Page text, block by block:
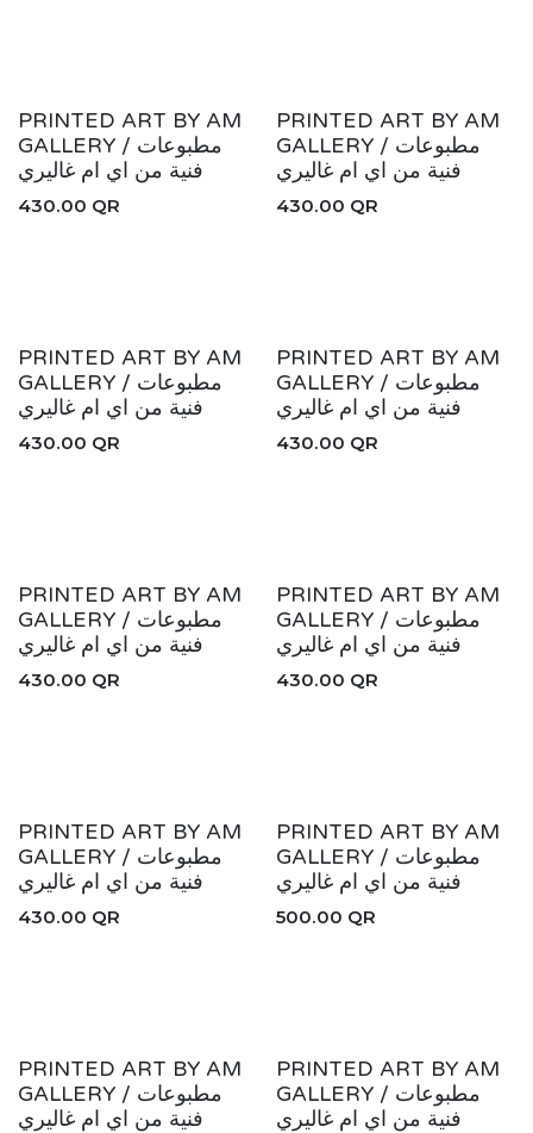
New!
PRINTED ART BY AM
GALLERY / مطبوعات
فنية من اي ام غاليري
430.00 QR
New!
PRINTED ART BY AM
GALLERY / مطبوعات
فنية من اي ام غاليري
430.00 QR
New!
PRINTED ART BY AM
GALLERY / مطبوعات
فنية من اي ام غاليري
430.00 QR
New!
PRINTED ART BY AM
GALLERY / مطبوعات
فنية من اي ام غاليري
430.00 QR
New!
PRINTED ART BY AM
GALLERY / مطبوعات
فنية من اي ام غاليري
430.00 QR
New!
PRINTED ART BY AM
GALLERY / مطبوعات
فنية من اي ام غاليري
430.00 QR
New!
PRINTED ART BY AM
GALLERY / مطبوعات
فنية من اي ام غاليري
430.00 QR
New!
PRINTED ART BY AM
GALLERY / مطبوعات
فنية من اي ام غاليري
500.00 QR
New!
PRINTED ART BY AM
GALLERY / مطبوعات
فنية من اي ام غاليري
New!
PRINTED ART BY AM
GALLERY / مطبوعات
فنية من اي ام غاليري